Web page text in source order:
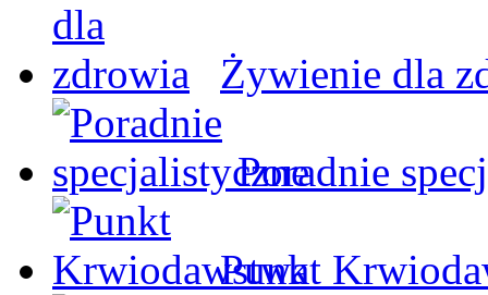
Żywienie dla
Poradnie
Punkt